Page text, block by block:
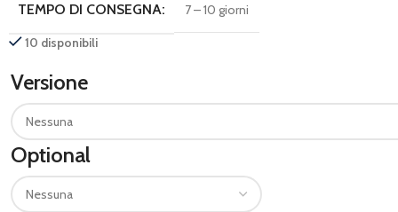
TEMPO DI CONSEGNA: 7 – 10 giorni
10 disponibili
Versione
Optional